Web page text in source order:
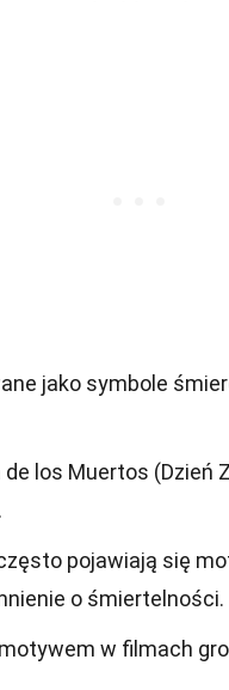
jako symbole
los Muertos (Dzień
pojawiają się
o śmiertelności.
w filmach